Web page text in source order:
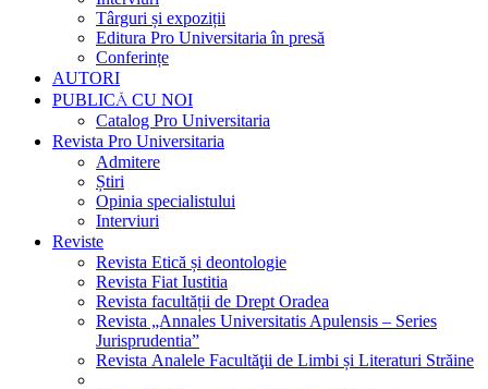
Târguri și expoziții
Editura Pro Universitaria în presă
Conferințe
AUTORI
PUBLICĂ CU NOI
Catalog Pro Universitaria
Revista Pro Universitaria
Admitere
Știri
Opinia specialistului
Interviuri
Reviste
Revista Etică și deontologie
Revista Fiat Iustitia
Revista facultății de Drept Oradea
Revista „Annales Universitatis Apulensis – Series
Jurisprudentia”
Revista Analele Facultăţii de Limbi și Literaturi Străine